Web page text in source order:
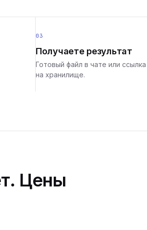
03
Получаете результат
Готовый файл в чате или ссылка
на хранилище.
Цены